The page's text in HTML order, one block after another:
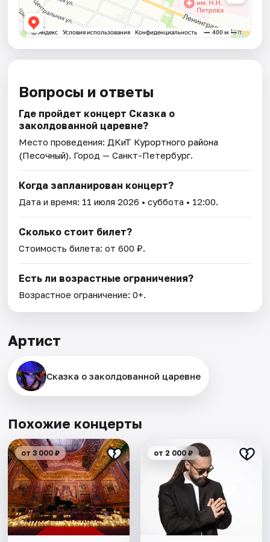
Вопросы и ответы
Где пройдет концерт Сказка о
заколдованной царевне?
Место проведения: ДКиТ Курортного района
(Песочный). Город — Санкт-Петербург.
Когда запланирован концерт?
Дата и время: 11 июля 2026 • суббота • 12:00.
Сколько стоит билет?
Стоимость билета: от 600 ₽.
Есть ли возрастные ограничения?
Возрастное ограничение: 0+.
Артист
Сказка о заколдованной царевне
Похожие концерты
от 3 000 ₽ от 2 000 ₽